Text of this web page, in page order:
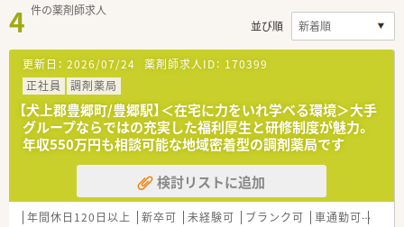
4 件の薬剤師求人
並び順
更新日： 2026/07/24 薬剤師求人ID： 170399
正社員
調剤薬局
【犬上郡豊郷町/豊郷駅】＜在宅に力をいれ学べる環境＞大手
グループならではの充実した福利厚生と研修制度が魅力。
年収550万円も相談可能な地域密着型の調剤薬局です
検討リストに追加
年間休日120日以上 新卒可 未経験可 ブランク可 車通勤可